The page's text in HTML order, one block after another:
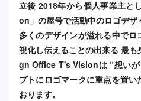
立後 2018年から個人事業主
on」の屋号で活動中のロゴデザ
多くのデザインが溢れる中で
視化し伝えることの出来る 最
gn Office T's Visionは “想いが
プトにロゴマークに重点を置
おります。